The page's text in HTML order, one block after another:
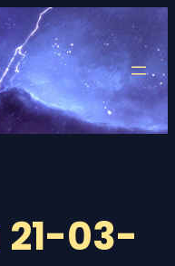
03-